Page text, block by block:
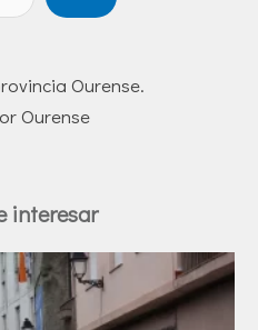
Ourense.
Ourense
interesar